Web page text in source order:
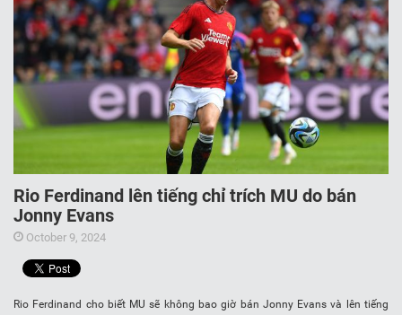
Rio Ferdinand lên tiếng chỉ trích MU do bán
Jonny Evans
October 9, 2024
Rio Ferdinand cho biết MU sẽ không bao giờ bán Jonny Evans và lên tiếng